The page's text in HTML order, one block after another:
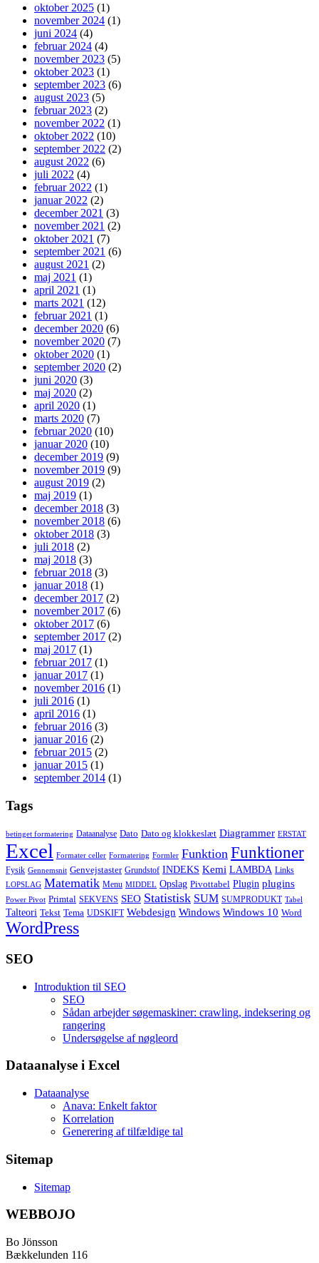
oktober 2025 (1)
november 2024 (1)
juni 2024 (4)
februar 2024 (4)
november 2023 (5)
oktober 2023 (1)
september 2023 (6)
august 2023 (5)
februar 2023 (2)
november 2022 (1)
oktober 2022 (10)
september 2022 (2)
august 2022 (6)
juli 2022 (4)
februar 2022 (1)
januar 2022 (2)
december 2021 (3)
november 2021 (2)
oktober 2021 (7)
september 2021 (6)
august 2021 (2)
maj 2021 (1)
april 2021 (1)
marts 2021 (12)
februar 2021 (1)
december 2020 (6)
november 2020 (7)
oktober 2020 (1)
september 2020 (2)
juni 2020 (3)
maj 2020 (2)
april 2020 (1)
marts 2020 (7)
februar 2020 (10)
januar 2020 (10)
december 2019 (9)
november 2019 (9)
august 2019 (2)
maj 2019 (1)
december 2018 (3)
november 2018 (6)
oktober 2018 (3)
juli 2018 (2)
maj 2018 (3)
februar 2018 (3)
januar 2018 (1)
december 2017 (2)
november 2017 (6)
oktober 2017 (6)
september 2017 (2)
maj 2017 (1)
februar 2017 (1)
januar 2017 (1)
november 2016 (1)
juli 2016 (1)
april 2016 (1)
februar 2016 (3)
januar 2016 (2)
februar 2015 (2)
januar 2015 (1)
september 2014 (1)
Tags
betinget formatering Dataanalyse Dato Dato og klokkeslæt Diagrammer ERSTAT
Excel Formater celler Formatering Formler Funktion Funktioner
Fysik Gennemsnit Genvejstaster Grundstof INDEKS Kemi LAMBDA Links
LOPSLAG Matematik Menu MIDDEL Opslag Pivottabel Plugin plugins
Power Pivot Primtal SEKVENS SEO Statistisk SUM SUMPRODUKT Tabel
Talteori Tekst Tema UDSKIFT Webdesign Windows Windows 10 Word
WordPress
SEO
Introduktion til SEO
SEO
Sådan arbejder søgemaskiner: crawling, indeksering og
rangering
Undersøgelse af nøgleord
Dataanalyse i Excel
Dataanalyse
Anava: Enkelt faktor
Korrelation
Generering af tilfældige tal
Sitemap
Sitemap
WEBBOJO
Bo Jönsson
Bækkelunden 116